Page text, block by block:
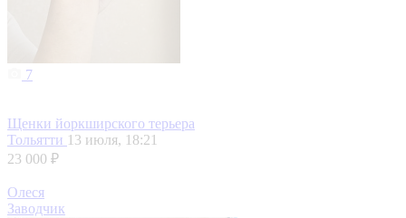
7
Щенки йоркширского терьера
Тольятти 13 июля, 18:21
23 000 ₽
Олеся
Заводчик